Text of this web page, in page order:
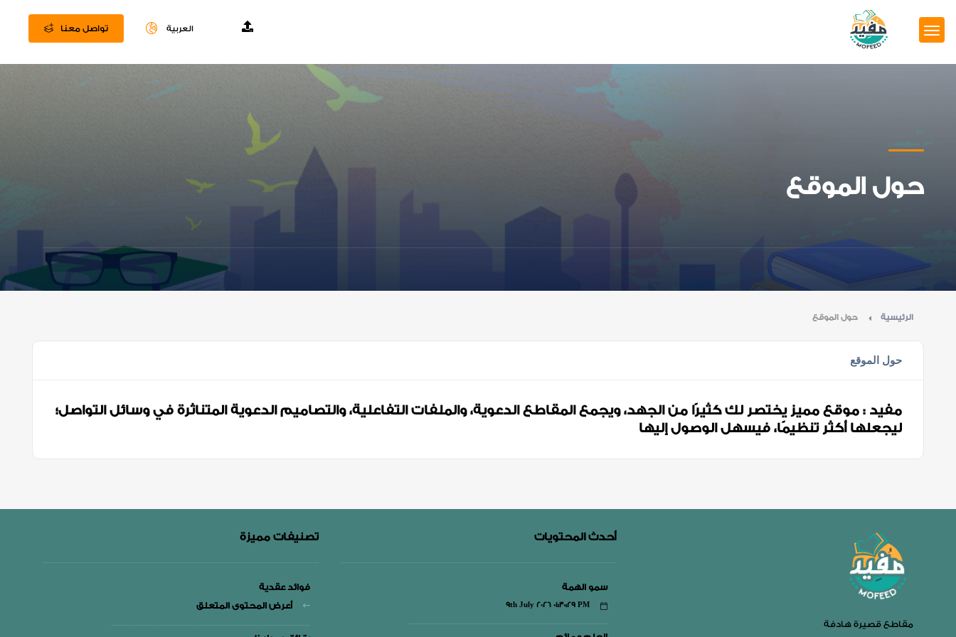
تواصل معنا العربية
حول الموقع
الرئيسية حول الموقع
حول الموقع
مفيد : موقع مميز يختصر لك كثيرًا من الجهد، ويجمع المقاطع الدعوية، والملفات التفاعلية، والتصاميم الدعوية المتناثرة في وسائل التواصل؛
ليجعلها أكثر تنظيمًا، فيسهل الوصول إليها
مقاطع قصيرة هادفة
أحدث المحتويات
سمو الهمة
9th July 2026 01:30:29 PM
تصنيفات مميزة
فوائد عقدية
أعرض المحتوى المتعلق